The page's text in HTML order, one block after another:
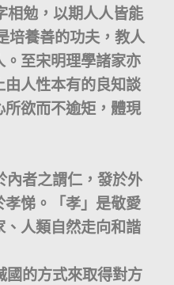
勉，以期人人皆能
培養善的功夫，教人
至宋明理學諸家亦
人性本有的良知談
欲而不逾矩，體現
者之謂仁，發於外
悌。「孝」是敬愛
人類自然走向和諧
的方式來取得對方